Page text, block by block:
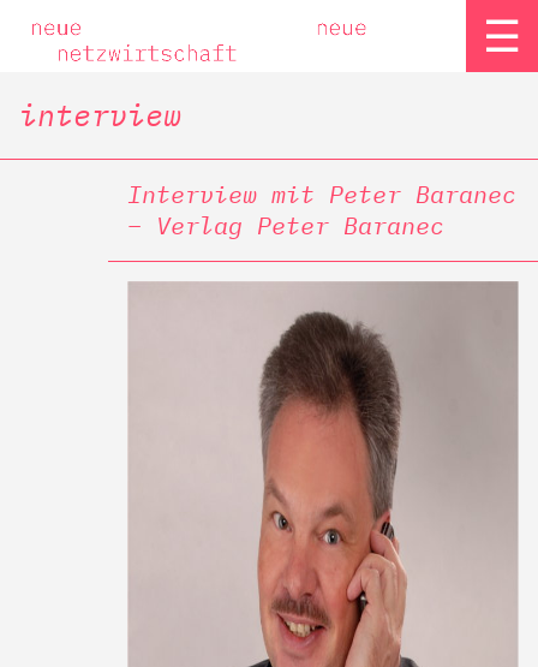
☰
interview
Interview mit Peter Baranec
– Verlag Peter Baranec